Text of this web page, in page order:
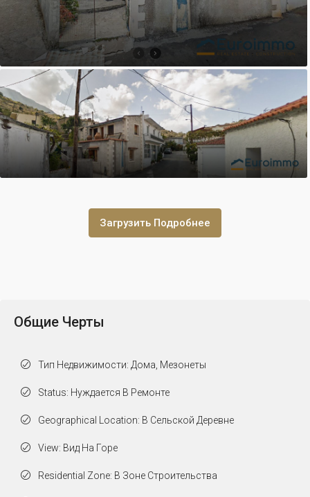
Загрузить Подробнее
Общие Черты
Тип Недвижимости: Дома, Мезонеты
Status: Нуждается В Ремонте
Geographical Location: В Сельской Деревне
View: Вид На Горe
Residential Zone: В Зоне Строительства